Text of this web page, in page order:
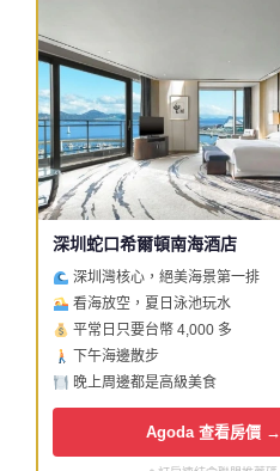
深圳蛇口希爾頓南海酒店
深圳灣核心，絕美海景第一排
看海放空，夏日泳池玩水
平常日只要台幣 4,000 多
下午海邊散步
晚上周邊都是高級美食
Agoda 查看房價 →